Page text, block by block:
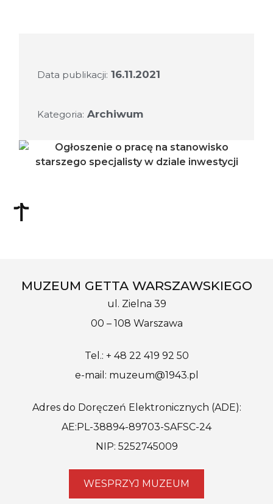
Data publikacji: 16.11.2021
Kategoria: Archiwum
MUZEUM GETTA WARSZAWSKIEGO
ul. Zielna 39
00 – 108 Warszawa
Tel.: + 48 22 419 92 50
e-mail: muzeum@1943.pl
Adres do Doręczeń Elektronicznych (ADE):
AE:PL-38894-89703-SAFSC-24
NIP: 5252745009
WESPRZYJ MUZEUM